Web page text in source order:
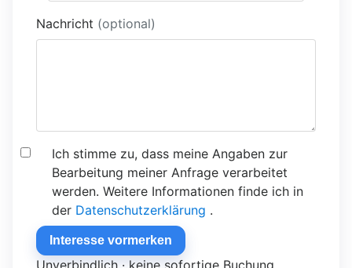
Nachricht (optional)
Ich stimme zu, dass meine Angaben zur
Bearbeitung meiner Anfrage verarbeitet
werden. Weitere Informationen finde ich in
der Datenschutzerklärung .
Interesse vormerken
Unverbindlich · keine sofortige Buchung